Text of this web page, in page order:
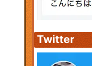
Twitter